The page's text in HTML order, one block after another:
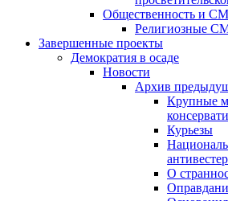
Общественность и
Религиозные
Завершенные проекты
Демократия в осаде
Новости
Архив
Крупные
Курьезы
О